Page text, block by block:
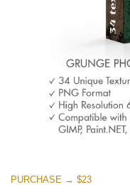
PURCHASE → $23